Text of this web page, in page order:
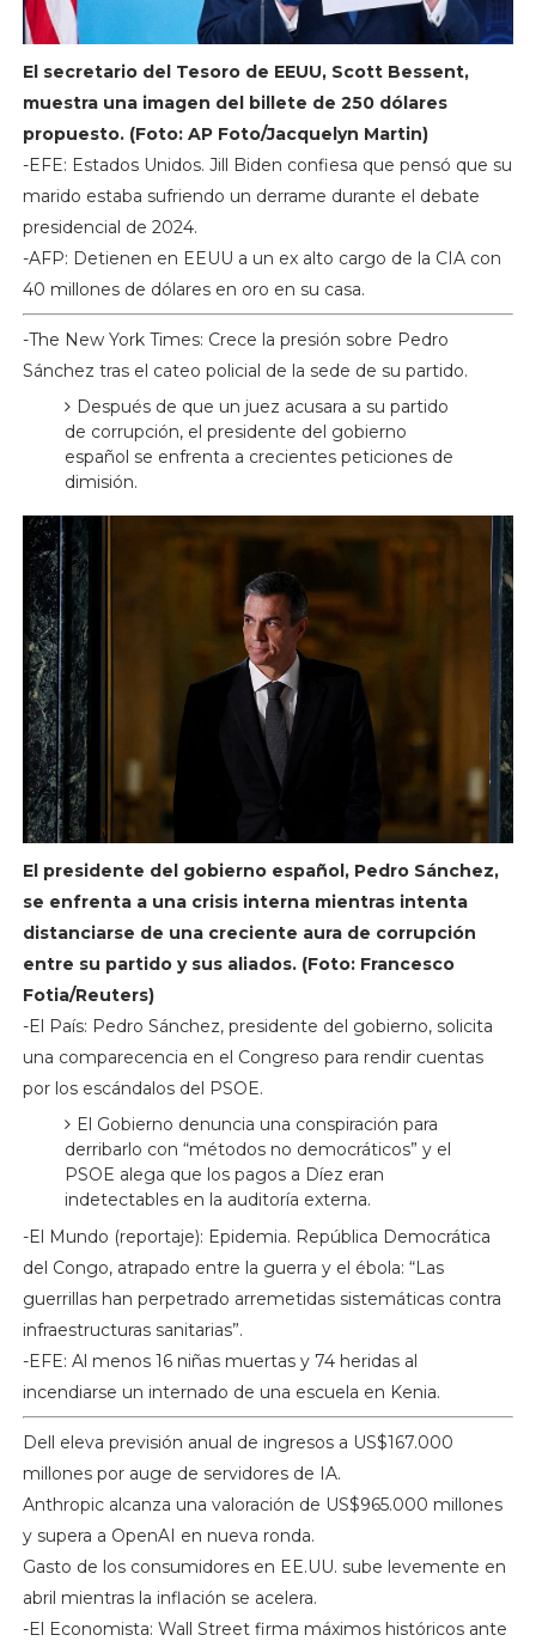
El secretario del Tesoro de EEUU, Scott Bessent,
muestra una imagen del billete de 250 dólares
propuesto. (Foto: AP Foto/Jacquelyn Martin)
-EFE: Estados Unidos. Jill Biden confiesa que pensó que su
marido estaba sufriendo un derrame durante el debate
presidencial de 2024.
-AFP: Detienen en EEUU a un ex alto cargo de la CIA con
40 millones de dólares en oro en su casa.
-The New York Times: Crece la presión sobre Pedro
Sánchez tras el cateo policial de la sede de su partido.
Después de que un juez acusara a su partido
de corrupción, el presidente del gobierno
español se enfrenta a crecientes peticiones de
dimisión.
El presidente del gobierno español, Pedro Sánchez,
se enfrenta a una crisis interna mientras intenta
distanciarse de una creciente aura de corrupción
entre su partido y sus aliados. (Foto: Francesco
Fotia/Reuters)
-El País: Pedro Sánchez, presidente del gobierno, solicita
una comparecencia en el Congreso para rendir cuentas
por los escándalos del PSOE.
El Gobierno denuncia una conspiración para
derribarlo con “métodos no democráticos” y el
PSOE alega que los pagos a Díez eran
indetectables en la auditoría externa.
-El Mundo (reportaje): Epidemia. República Democrática
del Congo, atrapado entre la guerra y el ébola: “Las
guerrillas han perpetrado arremetidas sistemáticas contra
infraestructuras sanitarias”.
-EFE: Al menos 16 niñas muertas y 74 heridas al
incendiarse un internado de una escuela en Kenia.
Dell eleva previsión anual de ingresos a US$167.000
millones por auge de servidores de IA.
Anthropic alcanza una valoración de US$965.000 millones
y supera a OpenAI en nueva ronda.
Gasto de los consumidores en EE.UU. sube levemente en
abril mientras la inflación se acelera.
-El Economista: Wall Street firma máximos históricos ante